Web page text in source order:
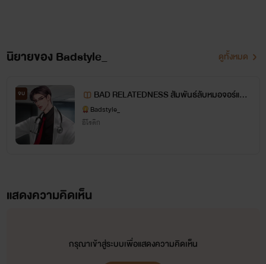
นิยายของ Badstyle_ ดูทั้งหมด
จบ
BAD RELATEDNESS สัมพันธ์ลับหมอจอร์แดน
20+
Badstyle_
อีโรติก
แสดงความคิดเห็น
กรุณาเข้าสู่ระบบเพื่อแสดงความคิดเห็น